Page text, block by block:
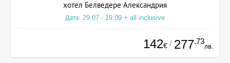
хотел Белведере Александрия
Дата: 29.07 - 19.09 + all inclusive
142€ / 277.73
лв.